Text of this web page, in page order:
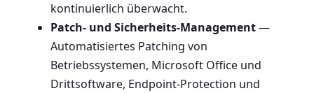
kontinuierlich überwacht.
Patch- und Sicherheits-Management—
Automatisiertes Patching von
Betriebssystemen, Microsoft Office und
Drittsoftware, Endpoint-Protection und